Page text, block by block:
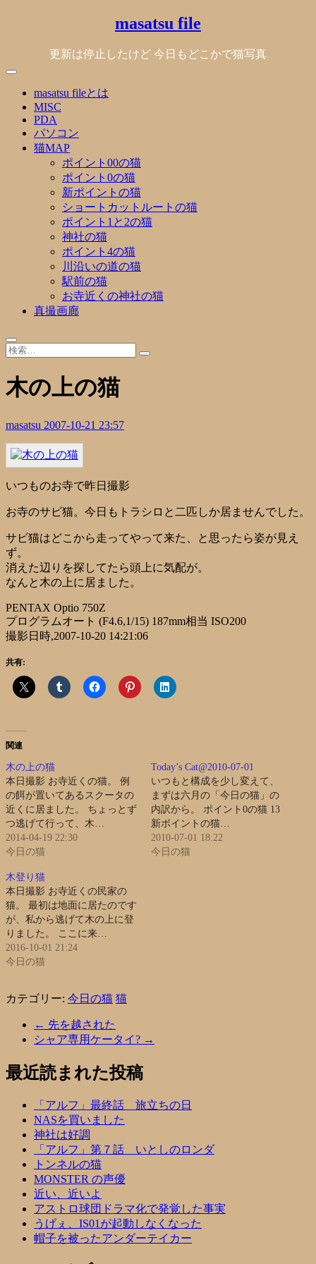
masatsu file
更新は停止したけど 今日もどこかで猫写真
masatsu fileとは
MISC
PDA
パソコン
猫MAP
ポイント00の猫
ポイント0の猫
新ポイントの猫
ショートカットルートの猫
ポイント1と2の猫
神社の猫
ポイント4の猫
川沿いの道の猫
駅前の猫
お寺近くの神社の猫
真撮画廊
木の上の猫
masatsu 2007-10-21 23:57
いつものお寺で昨日撮影
お寺のサビ猫。今日もトラシロと二匹しか居ませんでした。
サビ猫はどこから走ってやって来た、と思ったら姿が見え
ず。
消えた辺りを探してたら頭上に気配が。
なんと木の上に居ました。
PENTAX Optio 750Z
プログラムオート (F4.6,1/15) 187mm相当 ISO200
撮影日時,2007-10-20 14:21:06
共有:
関連
木の上の猫
本日撮影 お寺近くの猫。 例
の餌が置いてあるスクータの
近くに居ました。 ちょっとず
つ逃げて行って、木…
2014-04-19 22:30
今日の猫
Today’s Cat@2010-07-01
いつもと構成を少し変えて、
まずは六月の「今日の猫」の
内訳から。 ポイント0の猫 13
新ポイントの猫…
2010-07-01 18:22
今日の猫
木登り猫
本日撮影 お寺近くの民家の
猫。 最初は地面に居たのです
が、私から逃げて木の上に登
りました。 ここに来…
2016-10-01 21:24
今日の猫
カテゴリー: 今日の猫 猫
← 先を越された
シャア専用ケータイ? →
最近読まれた投稿
「アルフ」最終話 旅立ちの日
NASを買いました
神社は好調
「アルフ」第７話 いとしのロンダ
トンネルの猫
MONSTER の声優
近い、近いよ
アストロ球団ドラマ化で発覚した事実
うげぇ、IS01が起動しなくなった
帽子を被ったアンダーテイカー